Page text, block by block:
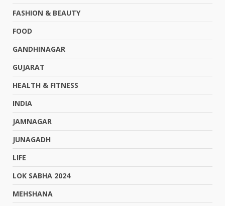
FASHION & BEAUTY
FOOD
GANDHINAGAR
GUJARAT
HEALTH & FITNESS
INDIA
JAMNAGAR
JUNAGADH
LIFE
LOK SABHA 2024
MEHSHANA